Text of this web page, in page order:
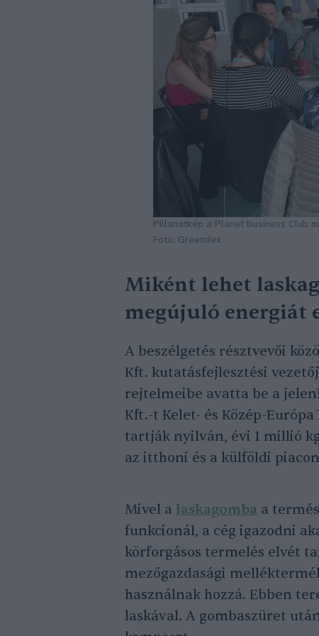
Pillanatkép a Planet Business Club
Fotó: Greendex
Miként lehet
megújuló energiát
A beszélgetés résztvevői
Kft. kutatásfejlesztési
rejtelmeibe avatta be a
Kft.-t Kelet- és Közép-
tartják nyilván, évi 1 millió
az itthoni és a külföldi
Mivel a laskagomba a
funkcionál, a cég igazodni
körforgásos termelés elvét
mezőgazdasági
használnak hozzá. Ebben
laskával. A gombaszüret